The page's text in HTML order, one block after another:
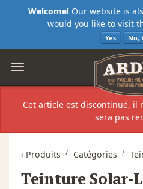
Welcome! Our website is
would you like to visit
Yes No,
Cet article est discontinué, il
sera pas
‹ Produits Catégories
Teinture Solar-